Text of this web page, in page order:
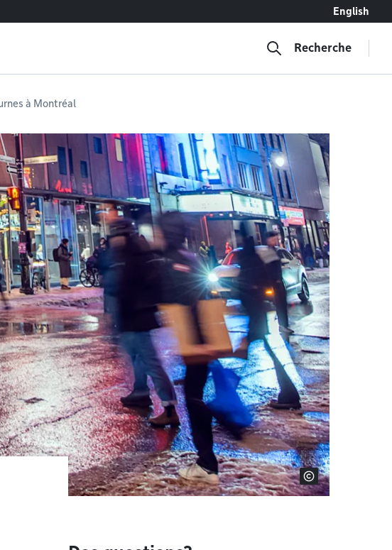
English
Recherche
à Montréal